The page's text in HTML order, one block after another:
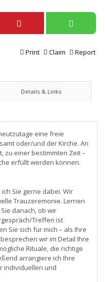
Report
Claim
Print
Details & Links
eine freie
oder/und der Kirche. An
zu einer bestimmten Zeit –
erfüllt werden können.
Sie gerne dabei. Wir
Trauzeremonie. Lernen
danach, ob wir
Treffen ist
Sie sich für mich – als Ihre
wir im Detail Ihre
Rituale, die richtige
arrangiere ich Ihre
individuellen und